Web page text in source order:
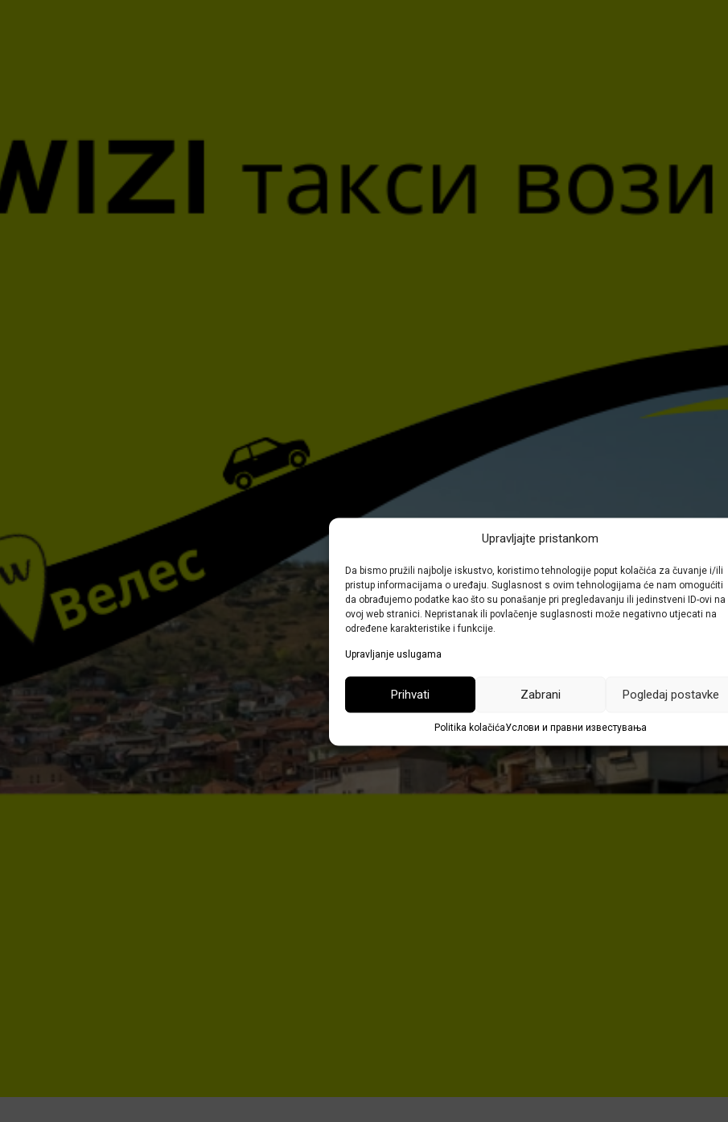
Upravljajte pristankom
Da bismo pružili najbolje iskustvo, koristimo tehnologije poput kolačića za čuvanje i/ili
pristup informacijama o uređaju. Suglasnost s ovim tehnologijama će nam omogućiti
da obrađujemo podatke kao što su ponašanje pri pregledavanju ili jedinstveni ID-ovi na
ovoj web stranici. Nepristanak ili povlačenje suglasnosti može negativno utjecati na
određene karakteristike i funkcije.
Upravljanje uslugama
Prihvati Zabrani Pogledaj postavke
Politika kolačićaУслови и правни известувања